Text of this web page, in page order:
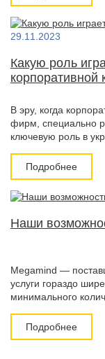
29.11.2023
Какую роль
корпоративной
В эру, когда
фирм, специально
ключевую роль в
Подробнее
Наши
Megamind —
услуги гораздо
минимального
Подробнее